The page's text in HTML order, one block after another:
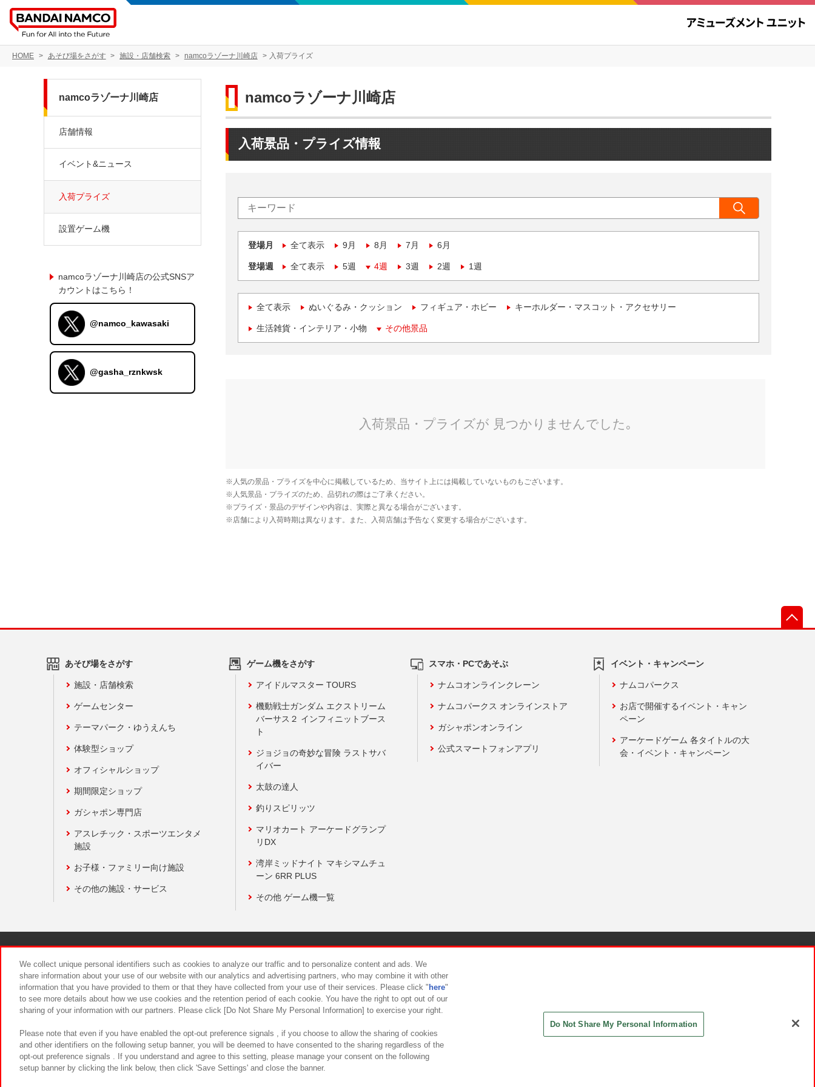
HOME あそび場をさがす 施設・店舗検索 namcoラゾーナ川崎店 入荷プライズ
namcoラゾーナ川崎店
入荷景品・プライズ情報
登場月 全て表示 9月 8月 7月 6月
登場週 全て表示 5週 4週 3週 2週 1週
全て表示 ぬいぐるみ・クッション フィギュア・ホビー キーホルダー・マスコット・アクセサリー
生活雑貨・インテリア・小物 その他景品
namcoラゾーナ川崎店
店舗情報
イベント&ニュース
入荷プライズ
設置ゲーム機
namcoラゾーナ川崎店の公式SNSア
カウントはこちら！
@namco_kawasaki
@gasha_rznkwsk
あそび場をさがす
施設・店舗検索
ゲームセンター
テーマパーク・ゆうえんち
体験型ショップ
オフィシャルショップ
期間限定ショップ
ガシャポン専門店
アスレチック・スポーツエンタメ
施設
お子様・ファミリー向け施設
その他の施設・サービス
ゲーム機をさがす
アイドルマスター TOURS
機動戦士ガンダム エクストリーム
バーサス２ インフィニットブース
ト
ジョジョの奇妙な冒険 ラストサバ
イバー
太鼓の達人
釣りスピリッツ
マリオカート アーケードグランプ
リDX
湾岸ミッドナイト マキシマムチュ
ーン 6RR PLUS
その他 ゲーム機一覧
スマホ・PCであそぶ
ナムコオンラインクレーン
ナムコパークス オンラインストア
ガシャポンオンライン
公式スマートフォンアプリ
イベント・キャンペーン
ナムコパークス
お店で開催するイベント・キャン
ペーン
アーケードゲーム 各タイトルの大
会・イベント・キャンペーン
食品のご提供について カスタマーハラスメント対応方針
We collect unique personal identifiers such as cookies to analyze our traffic and to personalize content and ads. We
share information about your use of our website with our analytics and advertising partners, who may combine it with other
information that you have provided to them or that they have collected from your use of their services. Please click " here"
to see more details about how we use cookies and the retention period of each cookie. You have the right to opt out of our
sharing of your information with our partners. Please click [Do Not Share My Personal Information] to exercise your right.
Please note that even if you have enabled the opt-out preference signals , if you choose to allow the sharing of cookies
and other identifiers on the following setup banner, you will be deemed to have consented to the sharing regardless of the
opt-out preference signals . If you understand and agree to this setting, please manage your consent on the following
setup banner by clicking the link below, then click 'Save Settings' and close the banner.
Do Not Share My Personal Information